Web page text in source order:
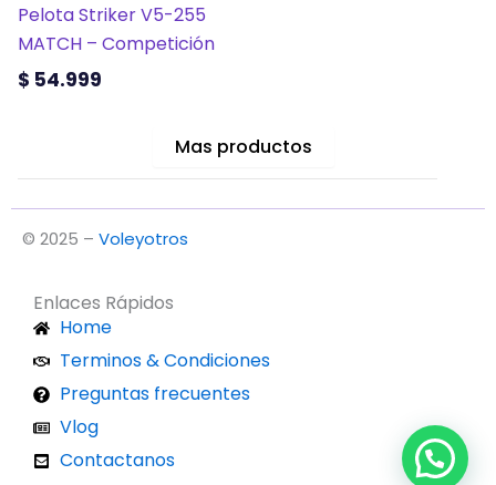
Pelota Striker V5-255
MATCH – Competición
$ 54.999
Mas productos
© 2025 – Voleyotros
Enlaces Rápidos
Home
Terminos & Condiciones
Preguntas frecuentes
Vlog
Contactanos